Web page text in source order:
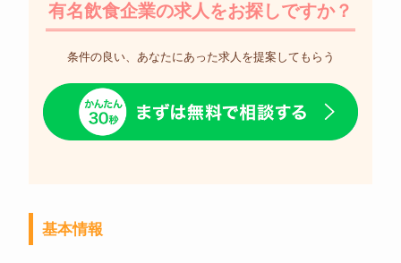
有名飲食企業の求人をお探しですか？
条件の良い、あなたにあった求人を提案してもらう
基本情報